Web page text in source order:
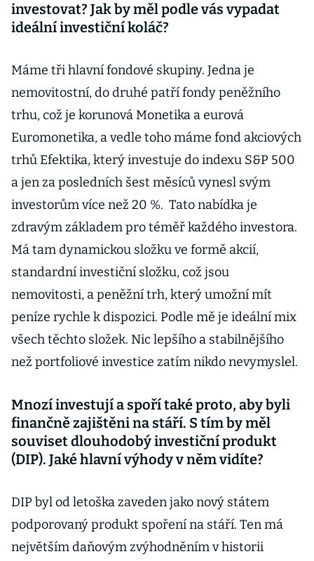
investovat? Jak by měl podle vás vypadat
ideální investiční koláč?
Máme tři hlavní fondové skupiny. Jedna je
nemovitostní, do druhé patří fondy peněžního
trhu, což je korunová Monetika a eurová
Euromonetika, a vedle toho máme fond akciových
trhů Efektika, který investuje do indexu S&P 500
a jen za posledních šest měsíců vynesl svým
investorům více než 20 %. Tato nabídka je
zdravým základem pro téměř každého investora.
Má tam dynamickou složku ve formě akcií,
standardní investiční složku, což jsou
nemovitosti, a peněžní trh, který umožní mít
peníze rychle k dispozici. Podle mě je ideální mix
všech těchto složek. Nic lepšího a stabilnějšího
než portfoliové investice zatím nikdo nevymyslel.
Mnozí investují a spoří také proto, aby byli
finančně zajiš­těni na stáří. S tím by měl
souviset dlouhodobý investiční produkt
(DIP). Jaké hlavní výhody v něm vidíte?
DIP byl od letoška zaveden jako nový státem
podporovaný produkt spoření na stáří. Ten má
největším daňovým zvýhodněním v historii